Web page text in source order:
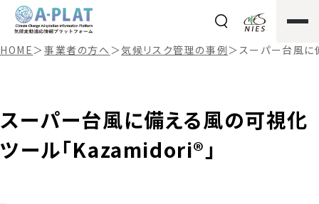
HOME＞事業者の方へ ＞気候リスク管理の事例＞スーパー台風
スーパー台風に備える風の可視化
ツール「Kazamidori®」